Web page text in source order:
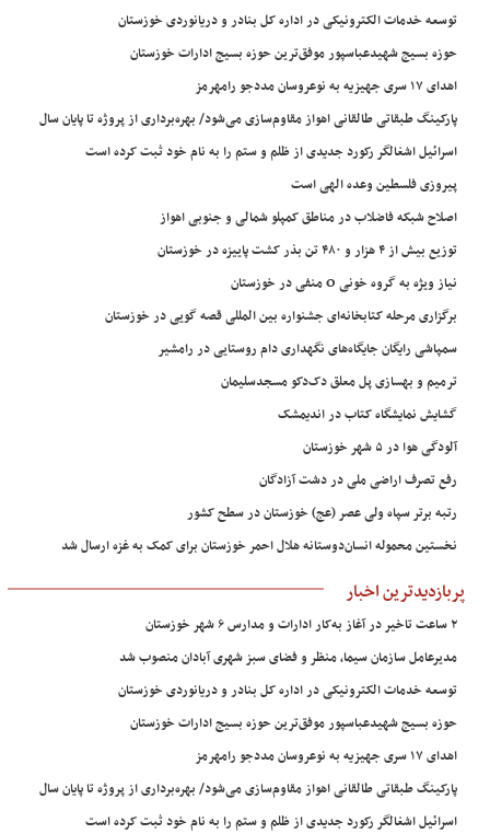
توسعه خدمات الکترونیکی در اداره کل بنادر و دریانوردی خوزستان
حوزه بسیج شهیدعباسپور موفق‌ترین حوزه بسیج ادارات خوزستان
اهدای ۱۷ سری جهیزیه به نوعروسان مددجو رامهرمز
پارکینگ طبقاتی طالقانی اهواز مقاوم‌سازی می‌شود/ بهره‌برداری از پروژه تا پایان سال
اسرائیل اشغالگر رکورد جدیدی از ظلم و ستم را به نام خود ثبت کرده است
پیروزی فلسطین وعده الهی است
اصلاح شبکه فاضلاب در مناطق کمپلو شمالی و جنوبی اهواز
توزیع بیش از ۴ هزار و ۴۸۰ تن بذر کشت پاییزه در خوزستان
نیاز ویژه به گروه خونی O منفی در خوزستان
برگزاری مرحله کتابخانه‌ای جشنواره بین المللی قصه گویی در خوزستان
سمپاشی رایگان جایگاه‌های نگهداری دام روستایی در رامشیر
ترمیم و بهسازی پل معلق دک‌دکو مسجدسلیمان
گشایش نمایشگاه کتاب در اندیمشک
آلودگی هوا در ۵ شهر خوزستان
رفع تصرف اراضی ملی در دشت آزادگان
رتبه برتر سپاه ولی عصر (عج) خوزستان در سطح کشور
نخستین محموله انسان‌دوستانه هلال احمر خوزستان برای کمک به غزه ارسال شد
پربازدیدترین اخبار
۲ ساعت تاخیر در آغاز به‌کار ادارات و مدارس ۶ شهر خوزستان
مدیرعامل سازمان سیما، منظر و فضای سبز شهری آبادان منصوب شد
توسعه خدمات الکترونیکی در اداره کل بنادر و دریانوردی خوزستان
حوزه بسیج شهیدعباسپور موفق‌ترین حوزه بسیج ادارات خوزستان
اهدای ۱۷ سری جهیزیه به نوعروسان مددجو رامهرمز
پارکینگ طبقاتی طالقانی اهواز مقاوم‌سازی می‌شود/ بهره‌برداری از پروژه تا پایان سال
اسرائیل اشغالگر رکورد جدیدی از ظلم و ستم را به نام خود ثبت کرده است